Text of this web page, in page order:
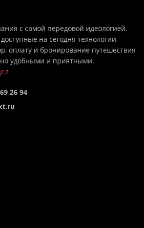
с самой передовой идеологией.
на сегодня технологии,
оплату и бронирование путешествия
удобными и приятными.
26 94